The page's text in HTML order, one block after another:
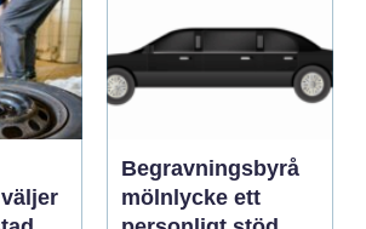
Begravningsbyrå
mölnlycke ett